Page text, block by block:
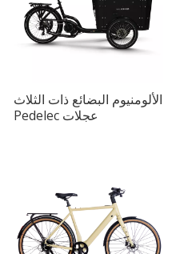
الألومنيوم البضائع ذات الثلاث
عجلات Pedelec